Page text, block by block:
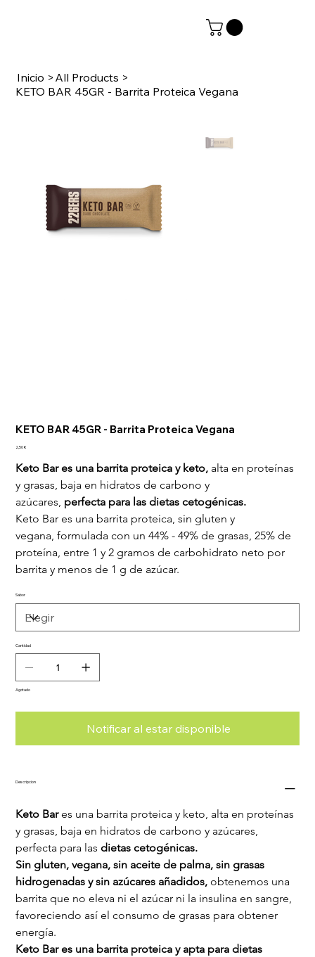
Inicio > All Products >
KETO BAR 45GR - Barrita Proteica Vegana
KETO BAR 45GR - Barrita Proteica Vegana
Precio
2,50 €
Keto Bar es una barrita proteica y keto, alta en proteínas
y grasas, baja en hidratos de carbono y
azúcares, perfecta para las dietas cetogénicas.
Keto Bar es una barrita proteica, sin gluten y
vegana, formulada con un 44% - 49% de grasas, 25% de
proteína, entre 1 y 2 gramos de carbohidrato neto por
barrita y menos de 1 g de azúcar.
Sabor
Cantidad
Agotado
Notificar al estar disponible
Descripcion
Keto Bar es una barrita proteica y keto, alta en proteínas
y grasas, baja en hidratos de carbono y azúcares,
perfecta para las dietas cetogénicas.
Sin gluten, vegana, sin aceite de palma, sin grasas
hidrogenadas y sin azúcares añadidos, obtenemos una
barrita que no eleva ni el azúcar ni la insulina en sangre,
favoreciendo así el consumo de grasas para obtener
energía.
Keto Bar es una barrita proteica y apta para dietas